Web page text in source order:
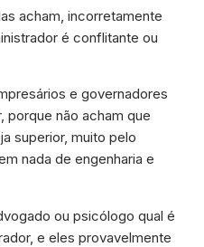
acham, incorretamente
é conflitante ou
e governadores
porque não acham que
superior, muito pelo
nada de engenharia e
ou psicólogo qual é
e eles provavelmente